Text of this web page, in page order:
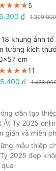
5
₫
18 khung ảnh tổ
tường kích
cm
11
₫
dẫn tạo
Ât Tỵ 2025
giản và miễn
mẫu thiệp
2025 đẹp
qua